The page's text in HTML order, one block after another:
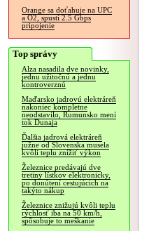
Orange sa doťahuje na UPC
a O2, spustí 2.5 Gbps
pripojenie
Top správy
Alza nasadila dve novinky,
jednu užitočnú a jednu
kontroverznú
Maďarsko jadrovú elektráreň
nakoniec kompletne
neodstavilo, Rumunsko mení
tok Dunaja
Ďalšia jadrová elektráreň
južne od Slovenska musela
kvôli teplu znížiť výkon
Železnice predávajú dve
tretiny lístkov elektronicky,
po donútení cestujúcich na
takýto nákup
Železnice znižujú kvôli teplu
rýchlosť iba na 50 km/h,
spôsobuje to meškanie